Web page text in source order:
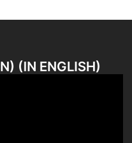
(IN ENGLISH)